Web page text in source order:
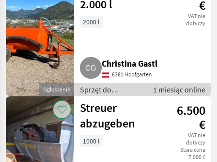
Ogłoszenie
2.000 l
€
VAT nie
dotyczy
2000 l
Christina Gastl
6361 Hopfgarten
Sprzęt do
nawożenia i
nawadniania /
Wozy asenizacyjne
1 miesiąc online
Streuer
abzugeben
6.500
€
VAT nie
dotyczy
Stara cena
7.000 €
1000 l